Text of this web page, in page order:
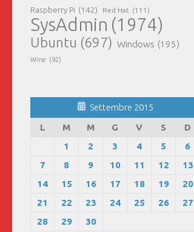
Raspberry Pi (142) Red Hat (111)
SysAdmin (1974)
Ubuntu (697) Windows (195)
Wine (92)
Settembre 2015
L
M M G V S
D
1
2 3 4 5
6
7
8 9 10 11 12
13
14
15 16 17 18 19
20
21
22 23 24 25 26
27
28
29
30